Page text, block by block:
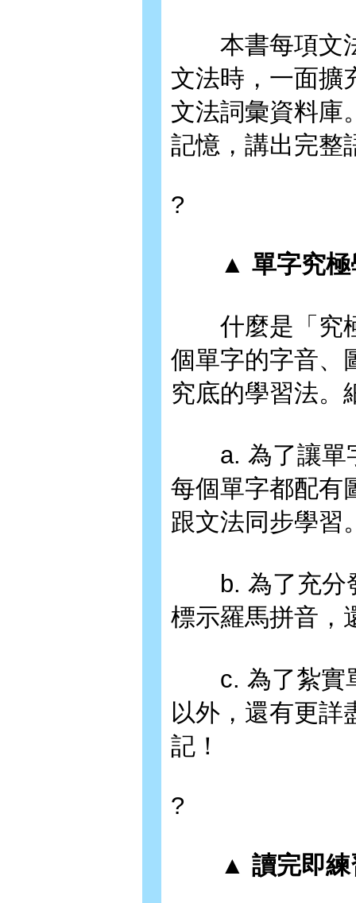
本書每項文法
文法時，一面擴
文法詞彙資料庫
記憶，講出完整
?
▲ 單字究極
什麼是「究極
個單字的字音、
究底的學習法。
a. 為了讓單字
每個單字都配有
跟文法同步學習
b. 為了充分發
標示羅馬拼音，
c. 為了紮實單
以外，還有更詳
記！
?
▲ 讀完即練